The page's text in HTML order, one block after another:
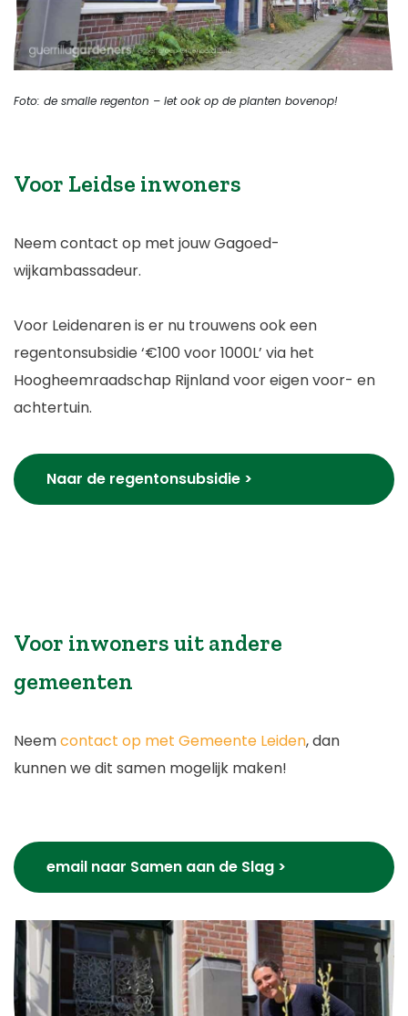
Foto: de smalle regenton – let ook op de planten bovenop!
Voor Leidse inwoners
Neem contact op met jouw Gagoed-
wijkambassadeur.
Voor Leidenaren is er nu trouwens ook een
regentonsubsidie ‘€100 voor 1000L’ via het
Hoogheemraadschap Rijnland voor eigen voor- en
achtertuin.
Naar de regentonsubsidie >
Voor inwoners uit andere
gemeenten
Neemcontact op met Gemeente Leiden, dan
kunnen we dit samen mogelijk maken!
email naar Samen aan de Slag >